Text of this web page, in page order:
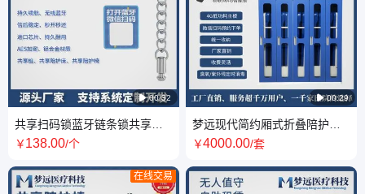
 00:32
共享扫码锁蓝牙链条锁共享设
备专用共享陪护床锁超低功耗
￥138.00/个
在线交易
 00:29
梦远现代简约厢式折叠陪护床
自带紫外线消毒功能
￥4000.00/套